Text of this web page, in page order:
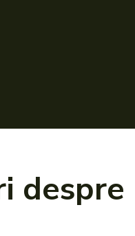
despre